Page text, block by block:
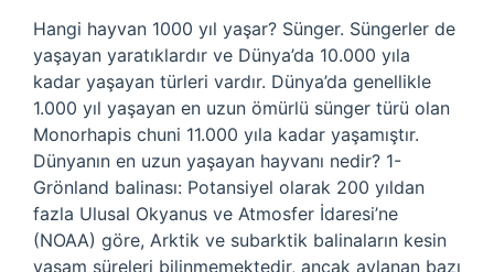
Hangi hayvan 1000 yıl yaşar? Sünger. Süngerler de
yaşayan yaratıklardır ve Dünya’da 10.000 yıla
kadar yaşayan türleri vardır. Dünya’da genellikle
1.000 yıl yaşayan en uzun ömürlü sünger türü olan
Monorhapis chuni 11.000 yıla kadar yaşamıştır.
Dünyanın en uzun yaşayan hayvanı nedir? 1-
Grönland balinası: Potansiyel olarak 200 yıldan
fazla Ulusal Okyanus ve Atmosfer İdaresi’ne
(NOAA) göre, Arktik ve subarktik balinaların kesin
yaşam süreleri bilinmemektedir, ancak avlanan bazı